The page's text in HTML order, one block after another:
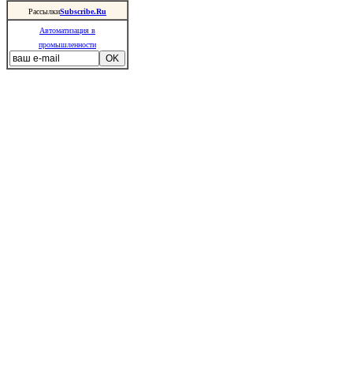
РассылкиSubscribe.Ru
Автоматизация в
промышленности